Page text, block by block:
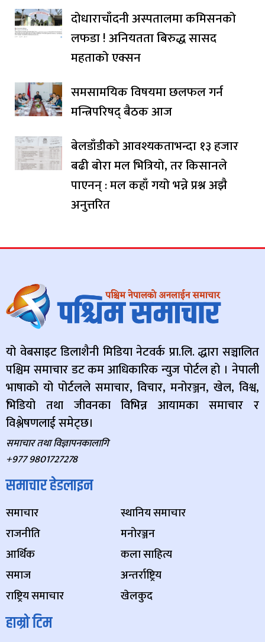
दोधाराचाँदनी अस्पतालमा कमिसनको
लफडा ! अनियतता बिरुद्ध सासद
महताको एक्सन
समसामयिक विषयमा छलफल गर्न
मन्त्रिपरिषद् बैठक आज
बेलडाँडीको आवश्यकताभन्दा १३ हजार
बढी बोरा मल भित्रियो, तर किसानले
पाएनन् : मल कहाँ गयो भन्ने प्रश्न अझै
अनुत्तरित
यो वेबसाइट डिलाशैनी मिडिया नेटवर्क प्रा.लि. द्धारा सञ्चालित
पश्चिम समाचार डट कम आधिकारिक न्युज पोर्टल हो । नेपाली
भाषाको यो पोर्टलले समाचार, विचार, मनोरञ्जन, खेल, विश्व,
भिडियो तथा जीवनका विभिन्न आयामका समाचार र
विश्लेषणलाई समेट्छ।
समाचार तथा विज्ञापनकालागि
+977 9801727278
समाचार हेडलाइन
समाचार
राजनीति
आर्थिक
समाज
राष्ट्रिय समाचार
स्थानिय समाचार
मनोरञ्जन
कला साहित्य
अन्तर्राष्ट्रिय
खेलकुद
हाम्रो टिम